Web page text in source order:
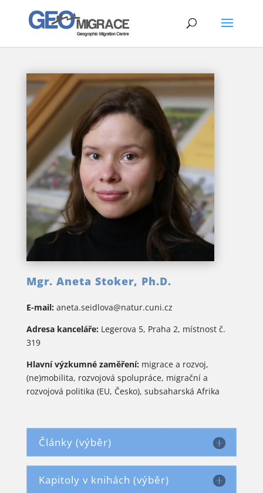
Mgr. Aneta Stoker, Ph.D.
E-mail: aneta.seidlova@natur.cuni.cz
Adresa kanceláře: Legerova 5, Praha 2, místnost č.
319
Hlavní výzkumné zaměření: migrace a rozvoj,
(ne)mobilita, rozvojová spolupráce, migrační a
rozvojová politika (EU, Česko), subsaharská Afrika
Články (výběr)
Kapitoly v knihách (výběr)